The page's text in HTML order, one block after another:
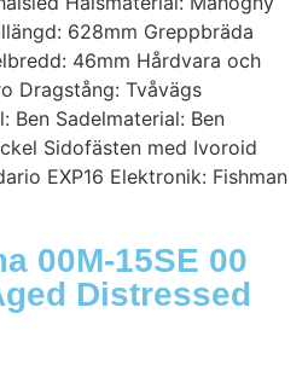
628mm Greppbräda
46mm Hårdvara och
Dragstång: Tvåvägs
Ben Sadelmaterial: Ben
Sidofästen med Ivoroid
EXP16 Elektronik: Fishman
00M-15SE 00
Distressed